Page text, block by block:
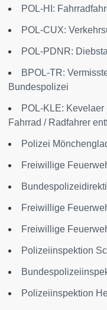
POL-HI:
POL-CUX:
POL-PDNR:
BPOL-TR:
Bundespolizei
POL-KLE:
Fahrrad / Radfahrer
Polizei
Freiwillige
Freiwillige
Freiwillige
Polizeiinspektion
Polizeiinspektion